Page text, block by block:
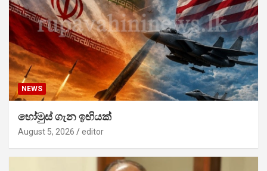
NEWS
හෝමුස් ගැන ඉඟියක්
August 5, 2026 editor